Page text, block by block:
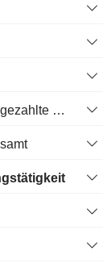
Auf gewöhnliche und Vorzugsaktien gezahlte Dividenden